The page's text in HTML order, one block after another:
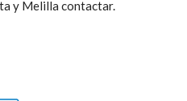
y Melilla contactar.